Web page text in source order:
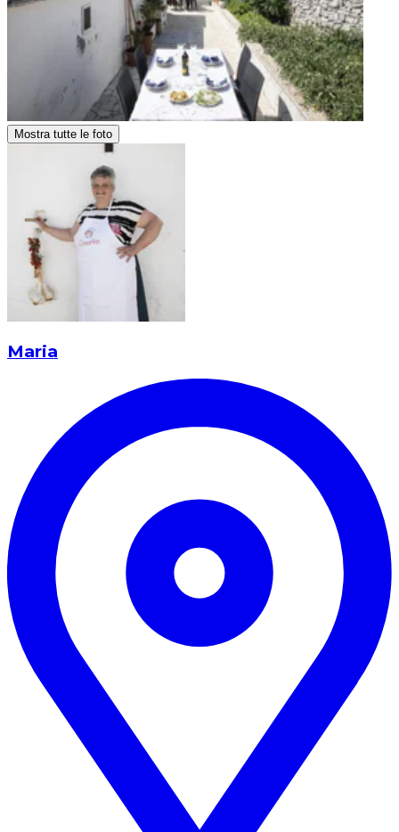
Mostra tutte le foto
Maria